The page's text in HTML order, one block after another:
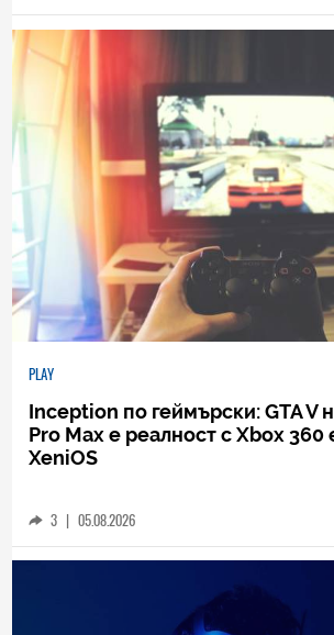
PLAY
Inception по геймърски: GTA V
Pro Max е реалност с Xbox 360
XeniOS
3 | 05.08.2026